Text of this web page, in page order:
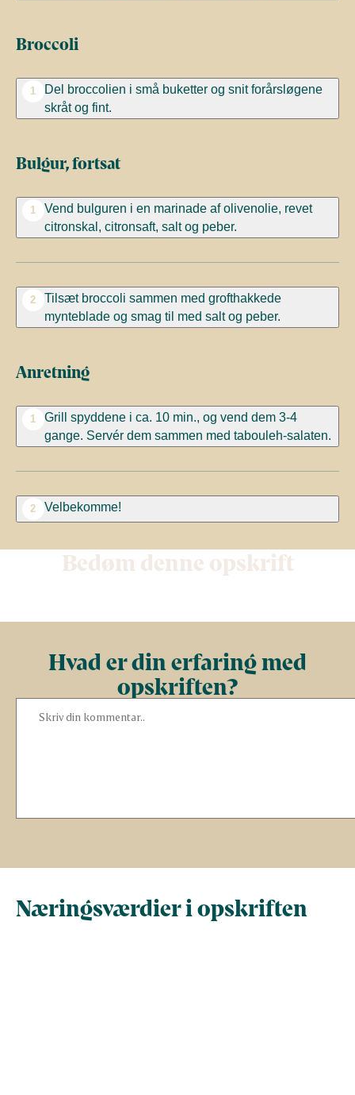
Broccoli
1
Del broccolien i små buketter og snit forårsløgene
skråt og fint.
Bulgur, fortsat
1
Vend bulguren i en marinade af olivenolie, revet
citronskal, citronsaft, salt og peber.
2
Tilsæt broccoli sammen med grofthakkede
mynteblade og smag til med salt og peber.
Anretning
1
Grill spyddene i ca. 10 min., og vend dem 3-4
gange. Servér dem sammen med tabouleh-salaten.
2 Velbekomme!
Bedøm denne opskrift
Hvad er din erfaring med
opskriften?
Næringsværdier i opskriften